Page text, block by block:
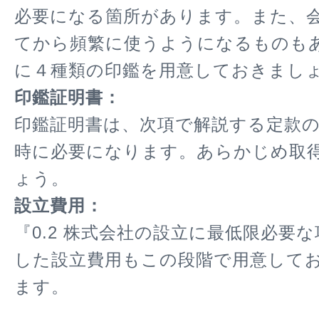
必要になる箇所があります。また、
てから頻繁に使うようになるものも
に４種類の印鑑を用意しておきまし
印鑑証明書：
印鑑証明書は、次項で解説する定款
時に必要になります。あらかじめ取
ょう。
設立費用：
『0.2 株式会社の設立に最低限必要
した設立費用もこの段階で用意して
ます。